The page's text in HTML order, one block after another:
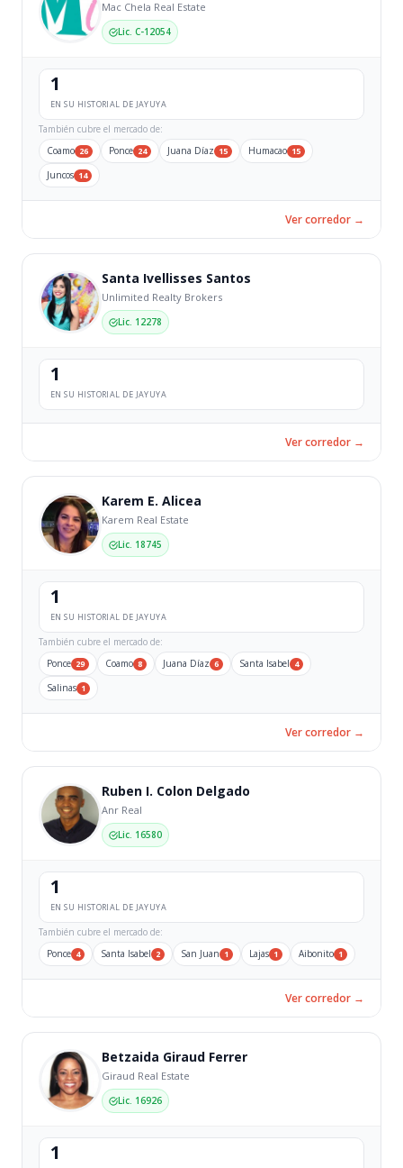
Mac Chela Real Estate
Lic. C-12054
1
EN SU HISTORIAL DE JAYUYA
También cubre el mercado de:
Coamo 26 Ponce 24 Juana Díaz 15 Humacao 15
Juncos 14
Ver corredor →
Santa Ivellisses Santos
Unlimited Realty Brokers
Lic. 12278
1
EN SU HISTORIAL DE JAYUYA
Ver corredor →
Karem E. Alicea
Karem Real Estate
Lic. 18745
1
EN SU HISTORIAL DE JAYUYA
También cubre el mercado de:
Ponce 29 Coamo 8 Juana Díaz 6 Santa Isabel 4
Salinas 1
Ver corredor →
Ruben I. Colon Delgado
Anr Real
Lic. 16580
1
EN SU HISTORIAL DE JAYUYA
También cubre el mercado de:
Ponce 4 Santa Isabel 2 San Juan 1 Lajas 1 Aibonito 1
Ver corredor →
Betzaida Giraud Ferrer
Giraud Real Estate
Lic. 16926
1